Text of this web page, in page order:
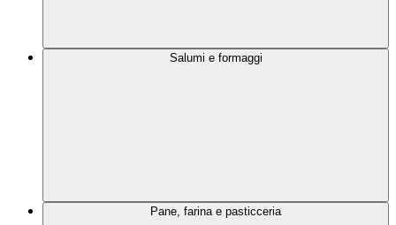
Salumi e formaggi
Pane, farina e pasticceria